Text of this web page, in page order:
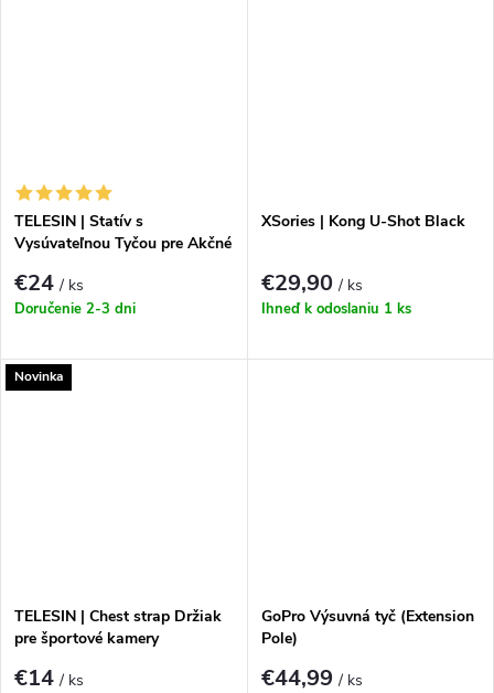
TELESIN | Statív s
Vysúvateľnou Tyčou pre Akčné
€24/ ks
Doručenie 2-3 dni
XSories | Kong U-Shot Black
€29,90/ ks
Ihneď k odoslaniu 1 ks
Novinka
TELESIN | Chest strap Držiak
pre športové kamery
€14/ ks
GoPro Výsuvná tyč (Extension
Pole)
€44,99/ ks